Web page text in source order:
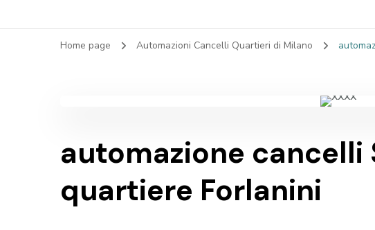
Home page Automazioni Cancelli Quartieri di Milano
automazione cancelli
quartiere Forlanini